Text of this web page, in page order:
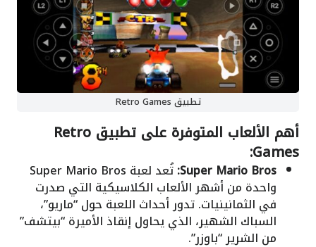
تطبيق Retro Games
أهم الألعاب المتوفرة على تطبيق Retro
Games:
Super Mario Bros: تُعد لعبة Super Mario Bros
واحدة من أشهر الألعاب الكلاسيكية التي صدرت
في الثمانينيات. تدور أحداث اللعبة حول “ماريو”،
السباك الشهير، الذي يحاول إنقاذ الأميرة “بيتشف”
من الشرير “باوزر”.